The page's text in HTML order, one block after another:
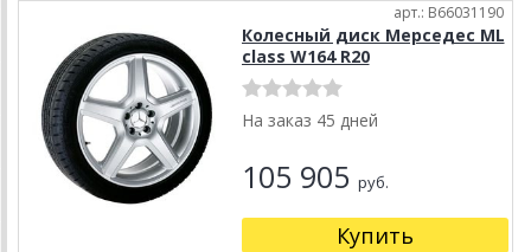
арт.: B66031190
Колесный диск Мерседес ML
class W164 R20
На заказ 45 дней
105 905 руб.
Купить